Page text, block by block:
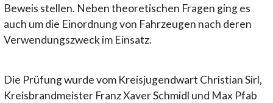
Beweis stellen. Neben theoretischen Fragen ging es
auch um die Einordnung von Fahrzeugen nach deren
Verwendungszweck im Einsatz.
Die Prüfung wurde vom Kreisjugendwart Christian Sirl,
Kreisbrandmeister Franz Xaver Schmidl und Max Pfab